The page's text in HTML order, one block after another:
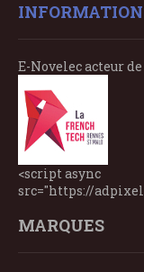
E-Novelec acteur
<script async
src="https://
MARQUES